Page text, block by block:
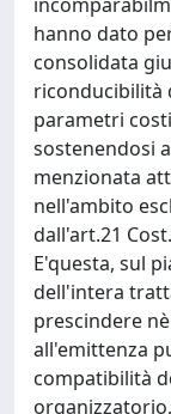
hanno dato
consolidata
riconducibilità
parametri
sostenendosi
menzionata
nell'ambito
dall'art.21
E'questa, sul
dell'intera
prescindere
all'emittenza
compatibilità